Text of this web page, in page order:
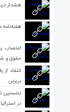
هشدار
هفته‌نامه
اعتصاب
حقوق و
انتقاد
بریزبن
نخستین
در